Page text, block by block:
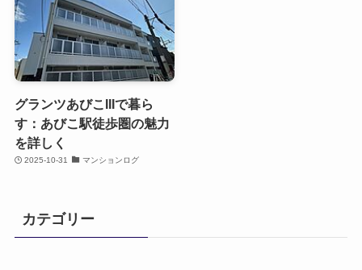
グランツあびこIIIで暮ら
す：あびこ駅徒歩圏の魅力
を詳しく
2025-10-31 マンションログ
カテゴリー